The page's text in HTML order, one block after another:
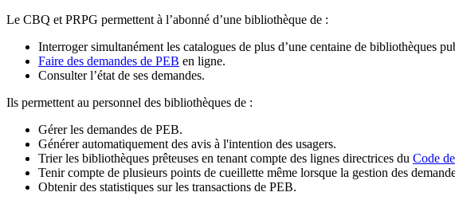
Le CBQ et PRPG permettent à l’abonné d’une bibliothèque de :
Interroger simultanément les catalogues de plus d’une centaine de bibliothèques
Faire des demandes de PEB en ligne.
Consulter l’état de ses demandes.
Ils permettent au personnel des bibliothèques de :
Gérer les demandes de PEB.
Générer automatiquement des avis à l'intention des usagers.
Trier les bibliothèques prêteuses en tenant compte des lignes directrices du Code
Tenir compte de plusieurs points de cueillette même lorsque la gestion des
Obtenir des statistiques sur les transactions de PEB.